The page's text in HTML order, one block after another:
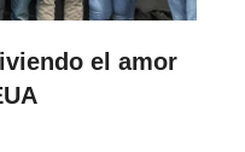
el amor